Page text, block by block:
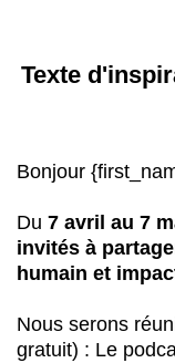
Texte
Bonjour
Du 7 avril au 7
invités à
humain et
Nous serons
gratuit) : Le